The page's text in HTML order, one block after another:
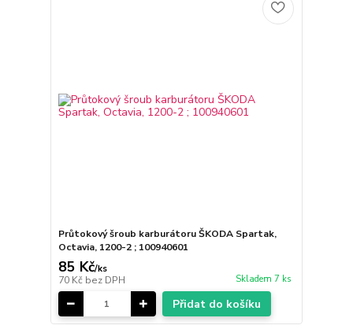
Průtokový šroub karburátoru ŠKODA Spartak,
Octavia, 1200-2 ; 100940601
85 Kč/ks
70 Kč bez DPH Skladem 7 ks
Přidat do košíku